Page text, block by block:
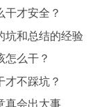
干才安全？
坑和总结的经验
怎么干？
才不踩坑？
真会出大事